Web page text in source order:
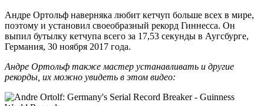
Андре Ортольф наверняка любит кетчуп больше всех в мире,
поэтому и установил своеобразный рекорд Гиннесса. Он
выпил бутылку кетчупа всего за 17,53 секунды в Аугсбурге,
Германия, 30 ноября 2017 года.
Андре Ортольф также мастер устанавливать и другие
рекорды, их можно увидеть в этом видео: